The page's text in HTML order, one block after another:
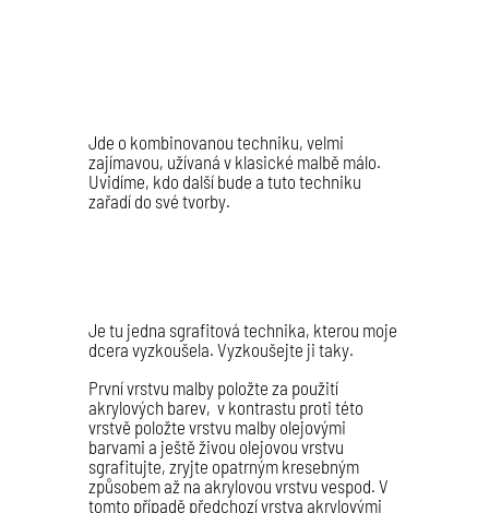
Jde o kombinovanou techniku, velmi
zajímavou, užívaná v klasické malbě málo.
Uvidíme, kdo další bude a tuto techniku
zařadí do své tvorby.
Je tu jedna sgrafitová technika, kterou moje
dcera vyzkoušela. Vyzkoušejte ji taky.
První vrstvu malby položte za použití
akrylových barev, v kontrastu proti této
vrstvě položte vrstvu malby olejovými
barvami a ještě živou olejovou vrstvu
sgrafitujte, zryjte opatrným kresebným
způsobem až na akrylovou vrstvu vespod. V
tomto případě předchozí vrstva akrylovými